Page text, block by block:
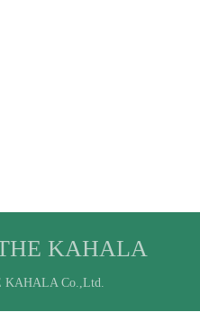
KAHALA
KAHALA Co.,Ltd.